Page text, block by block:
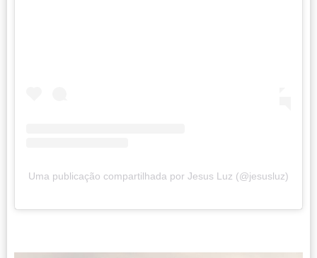
Uma publicação compartilhada por Jesus Luz (@jesusluz)